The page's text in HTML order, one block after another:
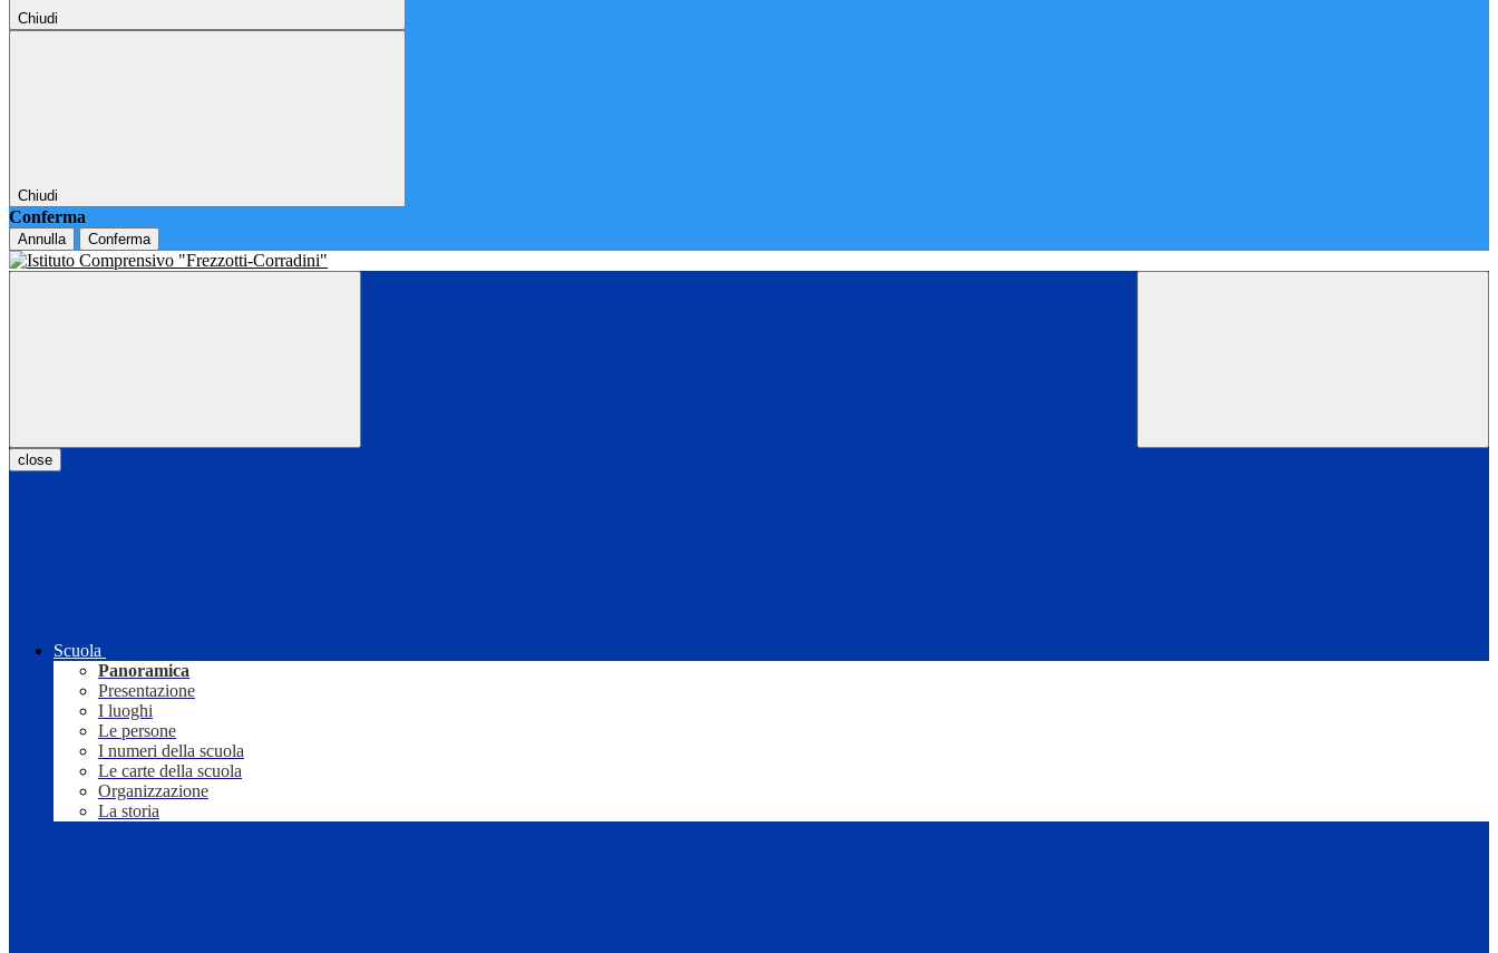
Chiudi
Chiudi
Conferma
Annulla Conferma
close
Scuola
Panoramica
Presentazione
I luoghi
Le persone
I numeri della scuola
Le carte della scuola
Organizzazione
La storia